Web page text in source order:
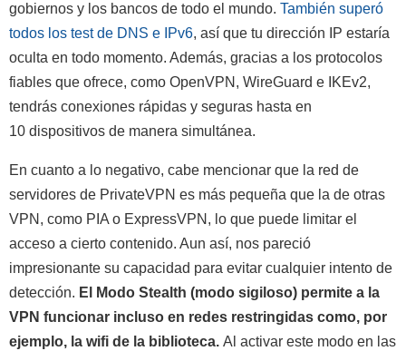
gobiernos y los bancos de todo el mundo. También superó
todos los test de DNS e IPv6, así que tu dirección IP estaría
oculta en todo momento. Además, gracias a los protocolos
fiables que ofrece, como OpenVPN, WireGuard e IKEv2,
tendrás conexiones rápidas y seguras hasta en
10 dispositivos de manera simultánea.
En cuanto a lo negativo, cabe mencionar que la red de
servidores de PrivateVPN es más pequeña que la de otras
VPN, como PIA o ExpressVPN, lo que puede limitar el
acceso a cierto contenido. Aun así, nos pareció
impresionante su capacidad para evitar cualquier intento de
detección. El Modo Stealth (modo sigiloso) permite a la
VPN funcionar incluso en redes restringidas como, por
ejemplo, la wifi de la biblioteca. Al activar este modo en las